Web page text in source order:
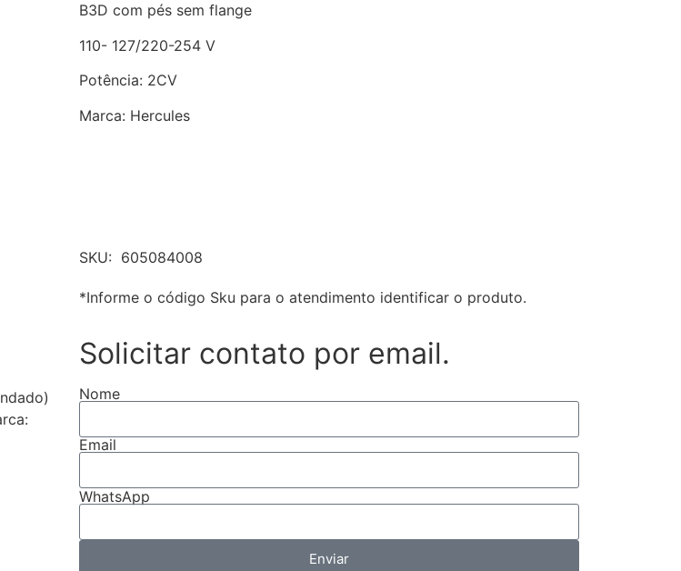
B3D com pés sem flange
110- 127/220-254 V
Potência: 2CV
Marca: Hercules
SKU: 605084008
*Informe o código Sku para o atendimento identificar o produto.
Solicitar contato por email.
Nome
Email
WhatsApp
Enviar